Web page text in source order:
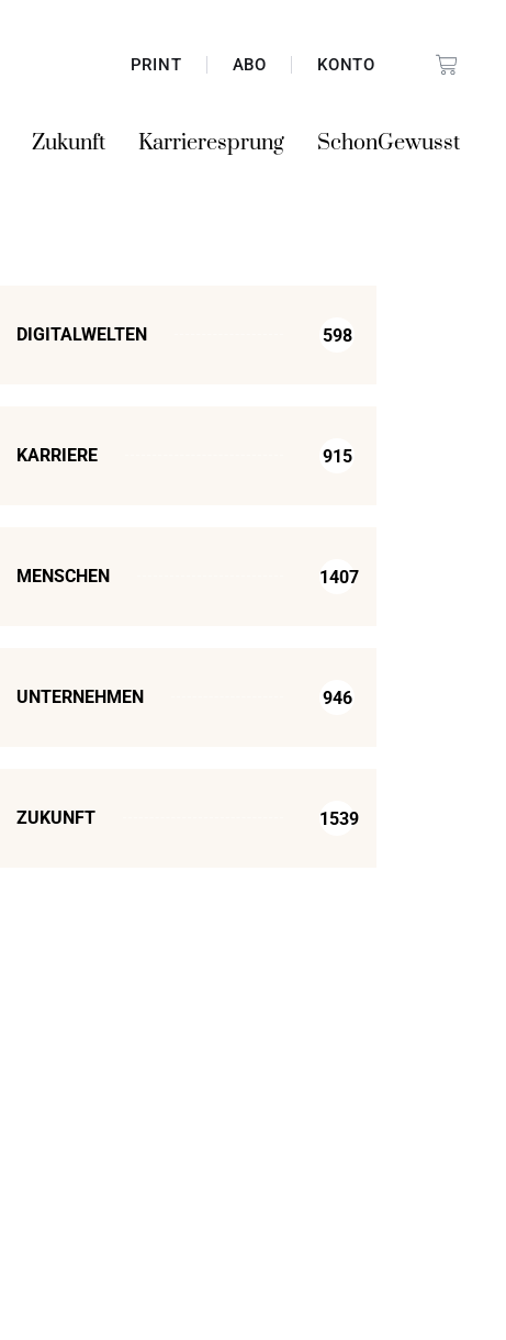
PRINT ABO KONTO
Zukunft Karrieresprung SchonGewusst
DIGITALWELTEN 598
KARRIERE 915
MENSCHEN 1407
UNTERNEHMEN 946
ZUKUNFT 1539